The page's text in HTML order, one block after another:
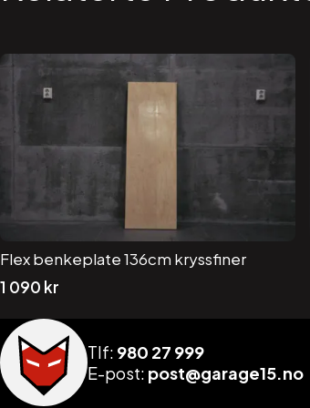
Flex benkeplate 136cm kryssfiner
1 090 kr
Tlf: 980 27 999
E-post: post@garage15.no